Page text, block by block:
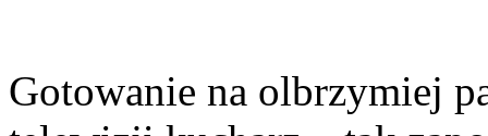
Gotowanie na olbrzymiej